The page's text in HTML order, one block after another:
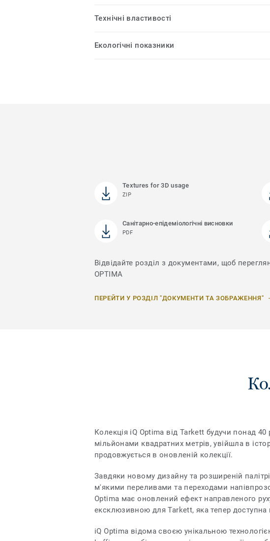
Технічні властивості
Екологічні показники
Textures for 3D usage
ZIP
Санітарно-епідеміологічні висновки
PDF
Відвідайте розділ з документами, щоб
OPTIMA
ПЕРЕЙТИ У РОЗДІЛ "ДОКУМЕНТИ ТА ЗОБРАЖЕННЯ"
Колекція iQ Optima від Tarkett будучи понад
мільйонами квадратних метрів, увійшла в
продовжується в оновленій колекції.
Завдяки новому дизайну та розширеній
м'якими переливами та переходами
Optima має оновлений ефект направленого
ексклюзивною для Tarkett, яка тепер доступна
iQ Optima відома своєю унікальною